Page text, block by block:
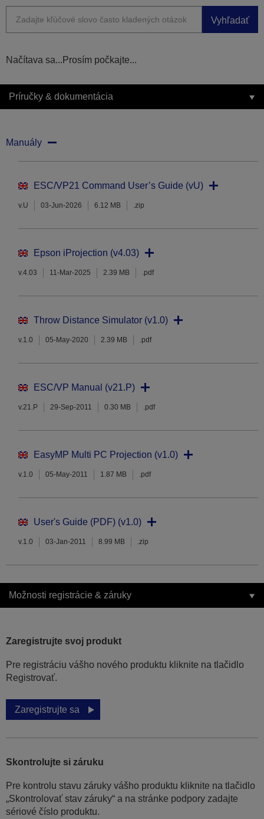
Vyhľadať
Načítava sa...Prosím počkajte...
Príručky & dokumentácia
Manuály
ESC/VP21 Command User’s Guide (vU)
v.U 03-Jun-2026 6.12 MB .zip
Epson iProjection (v4.03)
v.4.03 11-Mar-2025 2.39 MB .pdf
Throw Distance Simulator (v1.0)
v.1.0 05-May-2020 2.39 MB .pdf
ESC/VP Manual (v21.P)
v.21.P 29-Sep-2011 0.30 MB .pdf
EasyMP Multi PC Projection (v1.0)
v.1.0 05-May-2011 1.87 MB .pdf
User's Guide (PDF) (v1.0)
v.1.0 03-Jan-2011 8.99 MB .zip
Možnosti registrácie & záruky
Zaregistrujte svoj produkt
Pre registráciu vášho nového produktu kliknite na tlačidlo
Registrovať.
Zaregistrujte sa
Skontrolujte si záruku
Pre kontrolu stavu záruky vášho produktu kliknite na tlačidlo
„Skontrolovať stav záruky“ a na stránke podpory zadajte
sériové číslo produktu.